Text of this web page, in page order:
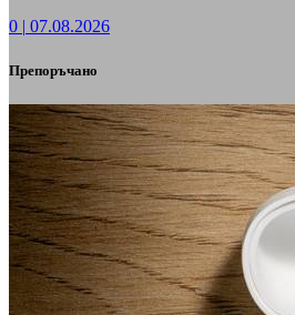
0 | 07.08.2026
Препоръчано